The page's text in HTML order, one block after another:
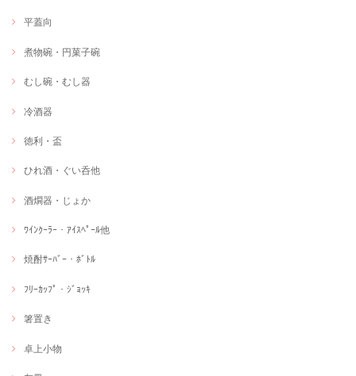
平蓋向
煮物碗・円菓子碗
むし碗・むし器
冷酒器
徳利・盃
ひれ酒・ぐい呑他
酒燗器・じょか
ﾜｲﾝｸｰﾗｰ・ｱｲｽﾍﾟｰﾙ他
焼酎ｻｰﾊﾞｰ・ﾎﾞﾄﾙ
ﾌﾘｰｶｯﾌﾟ・ｼﾞｮｯｷ
箸置き
卓上小物